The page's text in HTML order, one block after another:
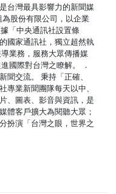
台灣最具影響力的新聞媒
股份有限公司，以企業
「中央通訊社設置條
國家通訊社，獨立超然執
業務，服務大眾傳播媒
國際對台灣之瞭解。 ．
聞交流。 秉持「正確、
專業新聞團隊每天以中、
、圖表、影音與資訊，是
體客戶擴大為閱聽大眾；
扮演「台灣之眼，世界之